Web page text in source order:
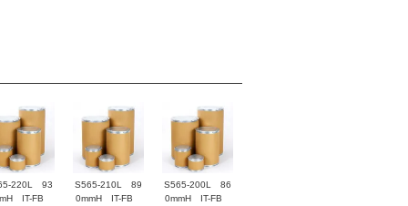
220L 93
IT-FB
S565-210L 89
0mmH IT-FB
S565-200L 86
0mmH IT-FB